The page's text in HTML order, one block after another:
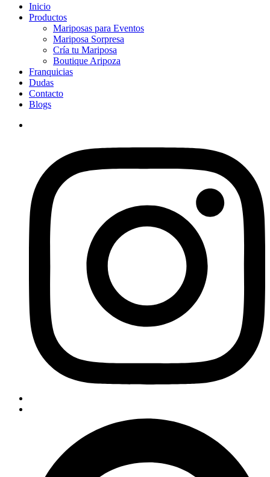
Inicio
Productos
Mariposas para Eventos
Mariposa Sorpresa
Cría tu Mariposa
Boutique Aripoza
Franquicias
Dudas
Contacto
Blogs